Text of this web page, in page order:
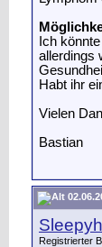
Ich
allerdings
Habt ihr
Vielen
Bastian
Registrierter